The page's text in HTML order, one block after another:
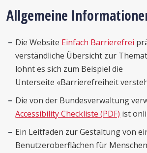
Allgemeine
Die Website Einfach Barrierefrei
verständliche Übersicht zur
lohnt es sich zum Beispiel die
Unterseite «Barrierefreiheit
Die von der Bundesverwaltung
Accessibility Checkliste (PDF) ist
Ein Leitfaden zur Gestaltung von
Benutzeroberflächen für